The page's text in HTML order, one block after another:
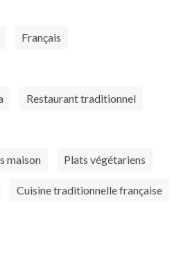
Français
Restaurant traditionnel
maison
Plats végétariens
Cuisine traditionnelle française